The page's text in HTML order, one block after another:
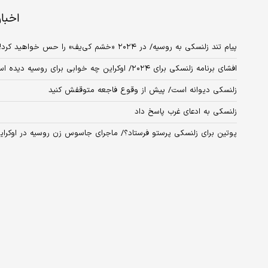
پیام تند زلنسکی به روسیه/ در ۲۰۲۴ «خشم کی‌یف» را حس خواهید کرد!
افشای برنامه زلنسکی برای ۲۰۲۴/ اوکراین چه خوابی برای روسیه دیده است؟
زلنسکی دیوانه است/ پیش از وقوع فاجعه متوقفش کنید
زلنسکی به ادعای غرب پاسخ داد
پوتین برای زلنسکی پرستو فرستاد؟/ ماجرای جاسوس زن روسیه در